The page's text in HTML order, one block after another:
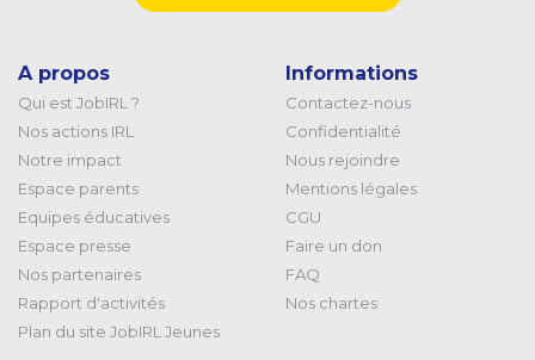
A propos
Qui est JobIRL ?
Nos actions IRL
Notre impact
Espace parents
Equipes éducatives
Espace presse
Nos partenaires
Rapport d'activités
Plan du site JobIRL Jeunes
Informations
Contactez-nous
Confidentialité
Nous rejoindre
Mentions légales
CGU
Faire un don
FAQ
Nos chartes